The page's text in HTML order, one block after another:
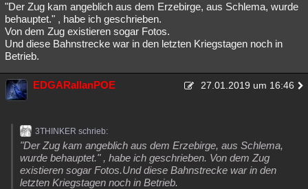
"Der Zug kam angeblich aus dem Erzebirge, aus Schlema, wurde
behauptet." , habe ich geschrieben.
Von dem Zug existieren sogar Fotos.
Und diese Bahnstrecke war in den letzten Kriegstagen noch in
Betrieb.
EDGARallanPOE 27.01.2019 um 16:46
3THINKER schrieb:
"Der Zug kam angeblich aus dem Erzebirge, aus Schlema,
wurde behauptet." , habe ich geschrieben. Von dem Zug
existieren sogar Fotos.Und diese Bahnstrecke war in den
letzten Kriegstagen noch in Betrieb.